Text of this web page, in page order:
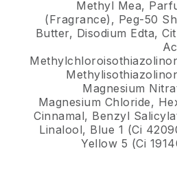
Methyl Mea,
(Fragrance), Peg-50
Butter, Disodium Edta,
Magnesium
Magnesium Chloride,
Cinnamal, Benzyl
Linalool, Blue 1 (Ci
Yellow 5 (Ci